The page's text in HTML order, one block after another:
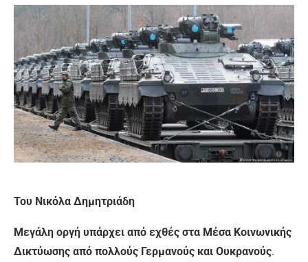
Του Νικόλα Δημητριάδη
Μεγάλη οργή υπάρχει από εχθές στα Μέσα Κοινωνικής
Δικτύωσης από πολλούς Γερμανούς και Ουκρανούς.